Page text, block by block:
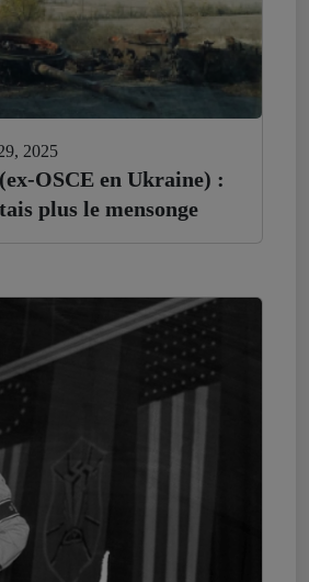
2025
OSCE en Ukraine) :
plus le mensonge